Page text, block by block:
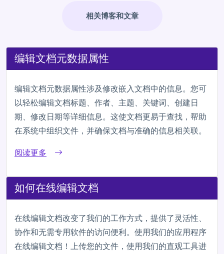
相关博客和文章
编辑文档元数据属性
编辑文档元数据属性涉及修改嵌入文档中的信息。您可
以轻松编辑文档标题、作者、主题、关键词、创建日
期、修改日期等详细信息。这使文档更易于查找，帮助
在系统中组织文件，并确保文档与准确的信息相关联。
阅读更多
如何在线编辑文档
在线编辑文档改变了我们的工作方式，提供了灵活性、
协作和无需专用软件的访问便利。使用我们的应用程序
在线编辑文档！上传您的文件，使用我们的直观工具进